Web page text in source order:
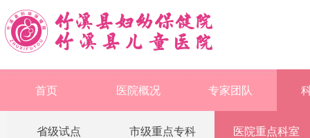
首页 医院概况 专家团队
省级试点 市级重点专科 医院重点科室